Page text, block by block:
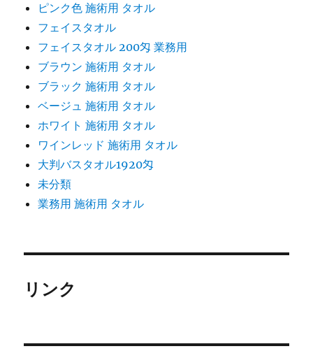
ピンク色 施術用 タオル
フェイスタオル
フェイスタオル 200匁 業務用
ブラウン 施術用 タオル
ブラック 施術用 タオル
ベージュ 施術用 タオル
ホワイト 施術用 タオル
ワインレッド 施術用 タオル
大判バスタオル1920匁
未分類
業務用 施術用 タオル
リンク